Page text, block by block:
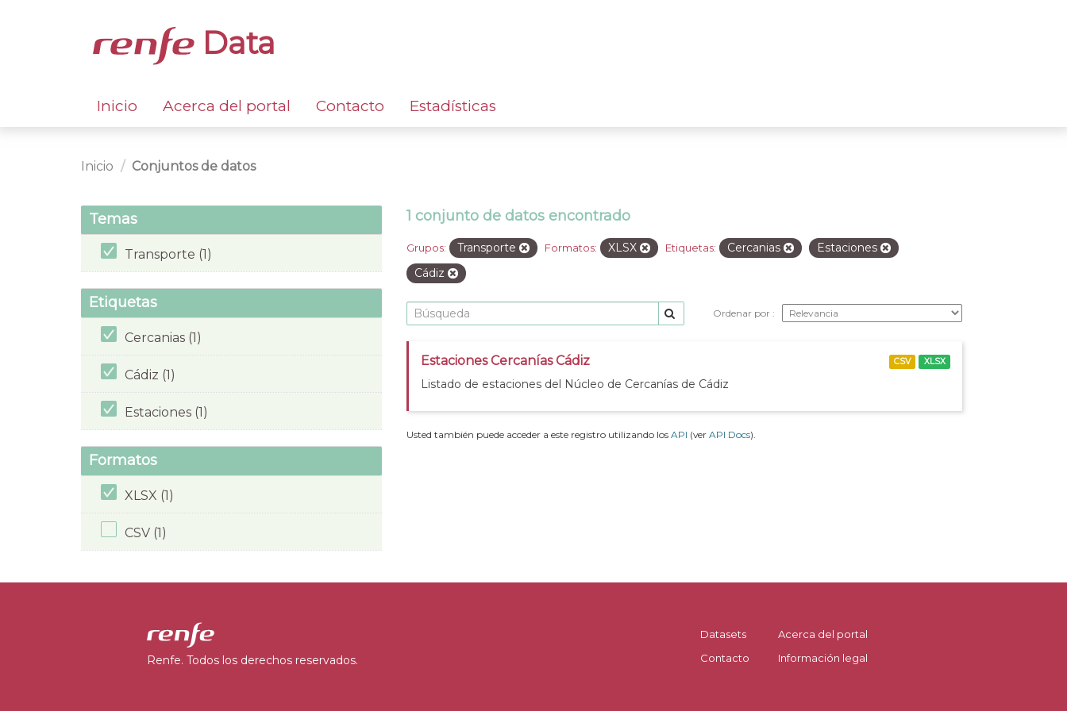
Data
Inicio Acerca del portal Contacto Estadísticas
Inicio Conjuntos de datos
Temas
Transporte (1)
Etiquetas
Cercanias (1)
Cádiz (1)
Estaciones (1)
Formatos
XLSX (1)
CSV (1)
1 conjunto de datos encontrado
Grupos: Transporte Formatos: XLSX Etiquetas: Cercanias
Estaciones
Cádiz
Ordenar por
Estaciones Cercanías Cádiz
Listado de estaciones del Núcleo de Cercanías de Cádiz
CSV XLSX
Usted también puede acceder a este registro utilizando los API (ver API Docs).
Renfe. Todos los derechos reservados.
Datasets
Contacto
Acerca del portal
Información legal